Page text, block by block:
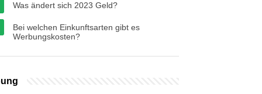
Was ändert sich 2023 Geld?
Bei welchen Einkunftsarten gibt es
Werbungskosten?